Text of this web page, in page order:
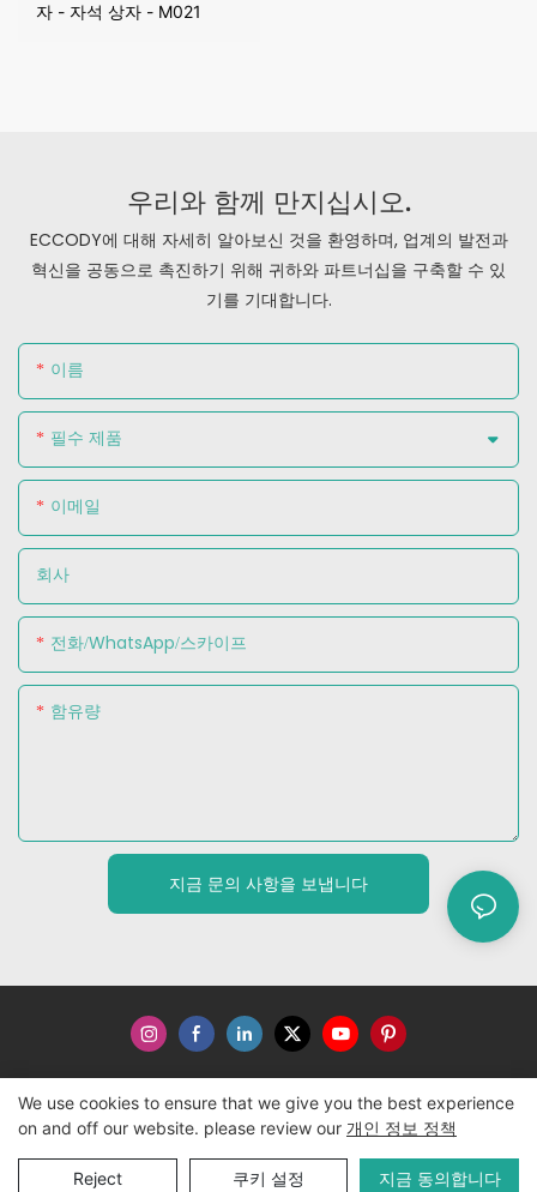
자 - 자석 상자 - M021
우리와 함께 만지십시오.
ECCODY에 대해 자세히 알아보신 것을 환영하며, 업계의 발전과
혁신을 공동으로 촉진하기 위해 귀하와 파트너십을 구축할 수 있
기를 기대합니다.
이름
필수 제품
이메일
회사
전화/WhatsApp/스카이프
함유량
지금 문의 사항을 보냅니다
저작권 © 2024 WWW.ECCODY.COM |사이트맵| 개인 정보 보
호 정책
We use cookies to ensure that we give you the best experience
on and off our website. please review our 개인 정보 정책
Reject 쿠키 설정 지금 동의합니다